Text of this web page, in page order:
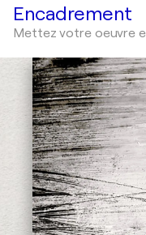
Encadrement
Mettez votre oeuvre